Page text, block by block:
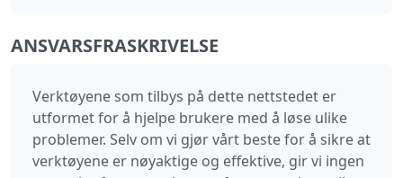
ANSVARSFRASKRIVELSE
Verktøyene som tilbys på dette nettstedet er
utformet for å hjelpe brukere med å løse ulike
problemer. Selv om vi gjør vårt beste for å sikre at
verktøyene er nøyaktige og effektive, gir vi ingen